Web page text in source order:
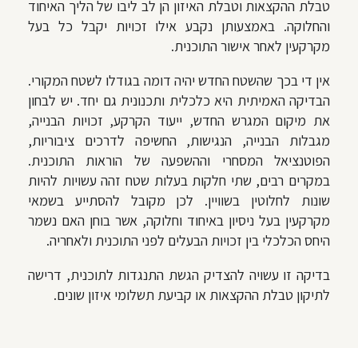
טבלת ההקצאות וטבלת האיזון הן לב ליבו של הליך האיחוד
והחלוקה. באמצעותן נקבע אילו זכויות יקבל כל בעל
מקרקעין לאחר אישור התוכנית.
אין די בכך שהשטח החדש יהיה דומה בגודלו לשטח המקורי.
הבדיקה האמיתית היא כלכלית ותכנונית גם יחד. יש לבחון
את מיקום המגרש החדש, ייעוד הקרקע, זכויות הבנייה,
מגבלות הבנייה, הנגישות, החשיפה לדרכים ציבוריות,
הפוטנציאל המסחרי וההשפעה של הוראות התוכנית.
במקרים רבים, שתי חלקות בעלות שטח זהה עשויות להיות
שונות לחלוטין בשוויין. לכן מקובל להסתייע בשמאי
מקרקעין בעל ניסיון באיחוד וחלוקה, אשר בוחן האם נשמר
היחס הכלכלי בין זכויות הבעלים לפני התוכנית ולאחריה.
בדיקה זו עשויה להצדיק הגשת התנגדות לתוכנית, דרישה
לתיקון טבלת ההקצאות או קביעת תשלומי איזון שונים.